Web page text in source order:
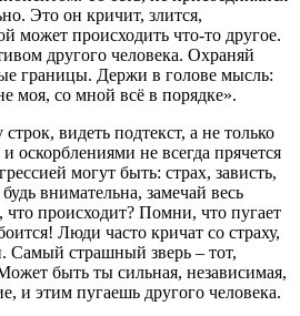
Это он кричит, злится,
может происходить что-то другое.
другого человека. Охраняй
границы. Держи в голове мысль:
моя, со мной всё в порядке».
видеть подтекст, а не только
и оскорблениями не всегда прячется
могут быть: страх, зависть,
внимательна, замечай весь
что происходит? Помни, что пугает
Люди часто кричат со страху,
Самый страшный зверь – тот,
быть ты сильная, независимая,
и этим пугаешь другого человека.